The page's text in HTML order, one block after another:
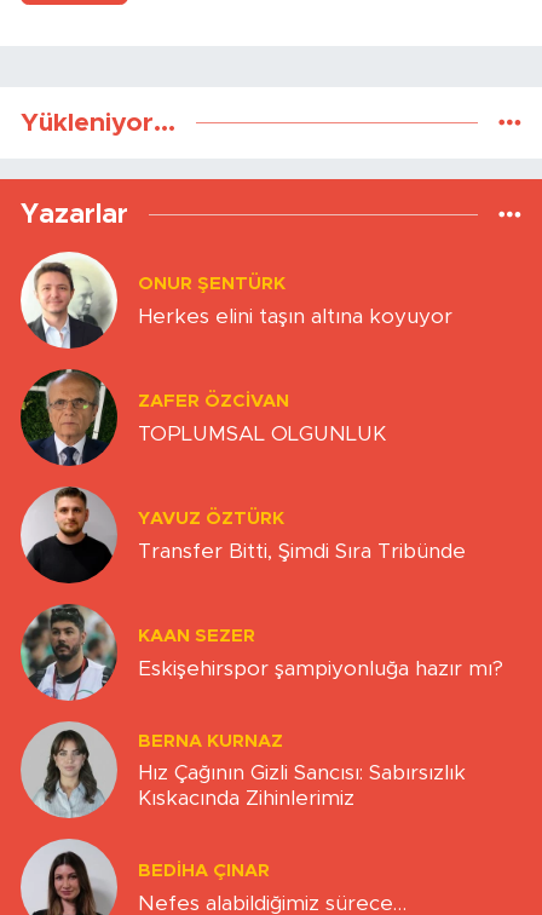
Yükleniyor...
Yazarlar
ONUR ŞENTÜRK
Herkes elini taşın altına koyuyor
ZAFER ÖZCIVAN
TOPLUMSAL OLGUNLUK
YAVUZ ÖZTÜRK
Transfer Bitti, Şimdi Sıra Tribünde
KAAN SEZER
Eskişehirspor şampiyonluğa hazır mı?
BERNA KURNAZ
Hız Çağının Gizli Sancısı: Sabırsızlık
Kıskacında Zihinlerimiz
BEDIHA ÇINAR
Nefes alabildiğimiz sürece…